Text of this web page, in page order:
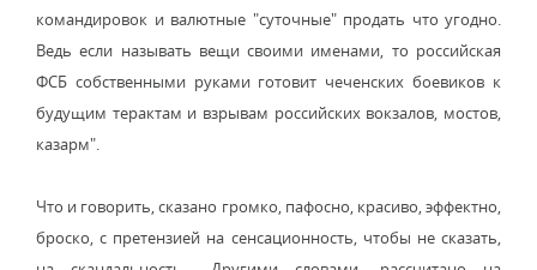
командировок и валютные "суточные" продать что угодно.
Ведь если называть вещи своими именами, то российская
ФСБ собственными руками готовит чеченских боевиков к
будущим терактам и взрывам российских вокзалов, мостов,
казарм".
Что и говорить, сказано громко, пафосно, красиво, эффектно,
броско, с претензией на сенсационность, чтобы не сказать,